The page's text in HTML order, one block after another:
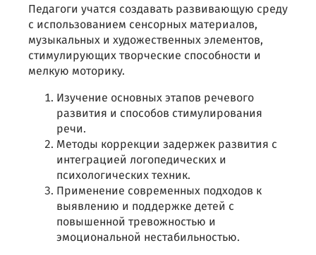
Педагоги учатся создавать развивающую среду
с использованием сенсорных материалов,
музыкальных и художественных элементов,
стимулирующих творческие способности и
мелкую моторику.
Изучение основных этапов речевого
развития и способов стимулирования
речи.
Методы коррекции задержек развития с
интеграцией логопедических и
психологических техник.
Применение современных подходов к
выявлению и поддержке детей с
повышенной тревожностью и
эмоциональной нестабильностью.